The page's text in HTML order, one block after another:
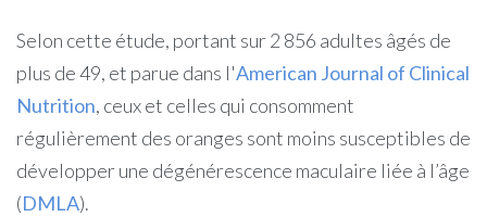
Selon cette étude, portant sur 2 856 adultes âgés de
plus de 49, et parue dans l'American Journal of Clinical
Nutrition, ceux et celles qui consomment
régulièrement des oranges sont moins susceptibles de
développer une dégénérescence maculaire liée à l’âge
(DMLA).